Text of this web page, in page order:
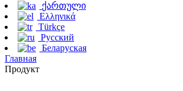
ქართული
Ελληνικά
Türkçe
Русский
Беларуская
Главная
Продукт